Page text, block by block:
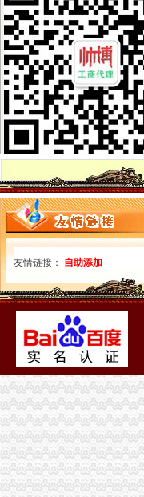
晋中代办公司注册营业执照
工商代理/工商执照代办_工
海淀区公司注册|海淀工商注
北京代办营业执照,北京工商
代办昆明市高新区工商营业
贵代办营业执照/工商代办/贵
【广州工商注册_广州代办营
南昌代办工商执照88：代理
【洪山代办注册公司_执照代
【连云港速成会计服务有限
【创客商务：代理记账报税
【个体户营业执照工商代办
【曲靖财务公司,曲靖代办工
广州工商注册,工商注册,代
【代办工商执照公司注册验
西宁注册公司代办营业执照
|公司注册|成都工商代理|成
【代办工商执照具体要怎么
中山代办卫生证|执照_公司
东光注册公司|东光代办营业
郑州金水区注册公司代理|郑
渝中区代办工商执照
哈尔滨工商代理,哈尔滨公司
郑州市二七区工商代理,代办
雄安公司注册_雄安新区代
北京市北京市北京代办丰台
郑州注册公司|郑州中原区工
天津代办营业执照_天津公
友情链接： 自助添加